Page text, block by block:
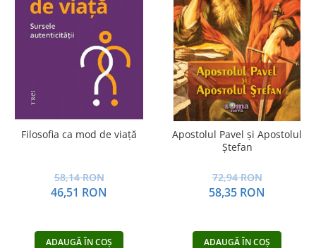
Filosofia ca mod de viață
58,14 RON
46,51 RON
ADAUGĂ ÎN COȘ
Apostolul Pavel şi Apostolul
Ştefan
72,94 RON
58,35 RON
ADAUGĂ ÎN COȘ